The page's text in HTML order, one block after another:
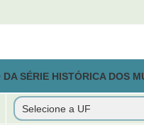
SÉRIE HISTÓRICA DOS